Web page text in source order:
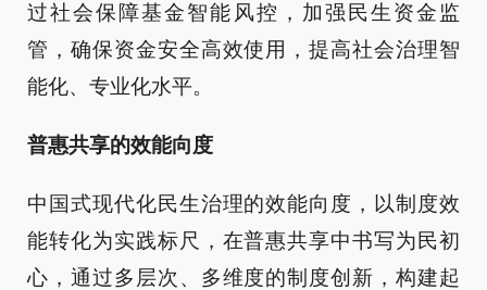
过社会保障基金智能风控，加强民生资金监
管，确保资金安全高效使用，提高社会治理智
能化、专业化水平。
普惠共享的效能向度
中国式现代化民生治理的效能向度，以制度效
能转化为实践标尺，在普惠共享中书写为民初
心，通过多层次、多维度的制度创新，构建起